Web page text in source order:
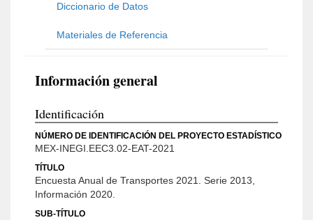
Diccionario de Datos
Materiales de Referencia
Información general
Identificación
NÚMERO DE IDENTIFICACIÓN DEL PROYECTO ESTADÍSTICO
MEX-INEGI.EEC3.02-EAT-2021
TÍTULO
Encuesta Anual de Transportes 2021. Serie 2013,
Información 2020.
SUB-TÍTULO